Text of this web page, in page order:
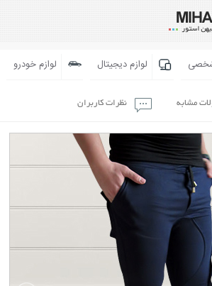
شخصی لوازم دیجیتال لوازم خودرو
مشابه نظرات کاربران